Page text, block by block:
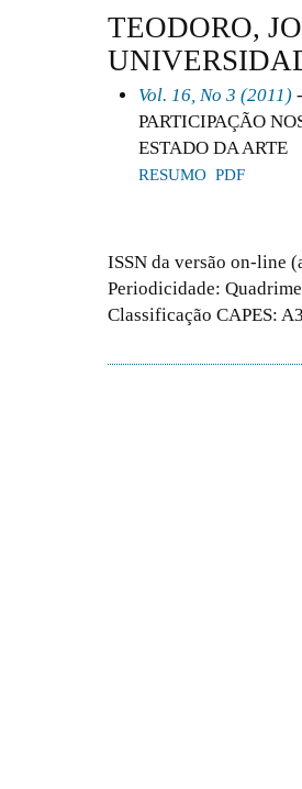
TEODORO,
Vol. 16, No 3 (2011)
PARTICIPAÇÃO
ESTADO DA ARTE
RESUMO PDF
ISSN da versão on-line
Periodicidade:
Classificação CAPES: A3